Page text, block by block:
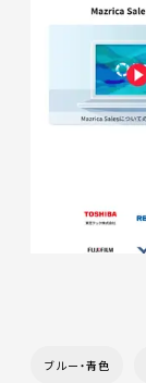
ブルー・青色